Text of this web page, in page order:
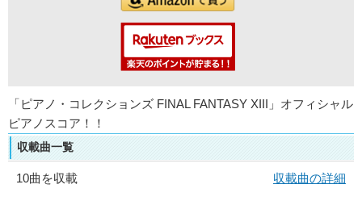
「ピアノ・コレクションズ FINAL FANTASY XIII」オフィシャル
ピアノスコア！！
収載曲一覧
10曲を収載
収載曲の詳細